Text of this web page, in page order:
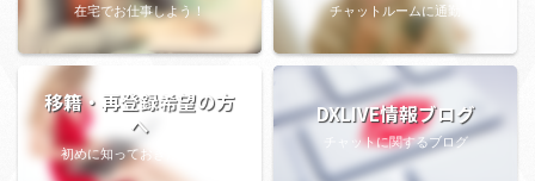
在宅でお仕事しよう！ チャットルームに通勤
移籍・再登録希望の方
へ
初めに知っておきたい情報
DXLIVE情報ブログ
チャットに関するブログ